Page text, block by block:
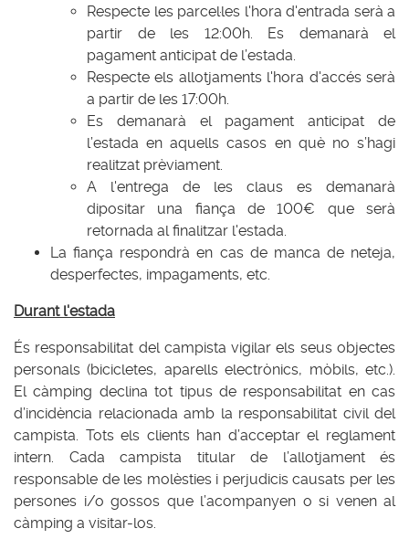
Respecte les parcel·les l'hora d'entrada serà a
partir de les 12:00h. Es demanarà el
pagament anticipat de l’estada.
Respecte els allotjaments l'hora d'accés serà
a partir de les 17:00h.
Es demanarà el pagament anticipat de
l’estada en aquells casos en què no s’hagi
realitzat prèviament.
A l'entrega de les claus es demanarà
dipositar una fiança de 100€ que serà
retornada al finalitzar l'estada.
La fiança respondrà en cas de manca de neteja,
desperfectes, impagaments, etc.
Durant l'estada
És responsabilitat del campista vigilar els seus objectes
personals (bicicletes, aparells electrònics, mòbils, etc.).
El càmping declina tot tipus de responsabilitat en cas
d’incidència relacionada amb la responsabilitat civil del
campista. Tots els clients han d’acceptar el reglament
intern. Cada campista titular de l’allotjament és
responsable de les molèsties i perjudicis causats per les
persones i/o gossos que l’acompanyen o si venen al
càmping a visitar-los.